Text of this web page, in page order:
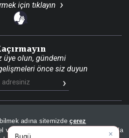
adına sitemizdeçerez
verileriniz, KVKK ve GDPR kapsamında
için tıklayın
üye olun, gündemi
önce siz duyun
RSSKVKK Aydınlatma Metni
Çerez Politikası ×
Bugünün öne çıkan manşetleri